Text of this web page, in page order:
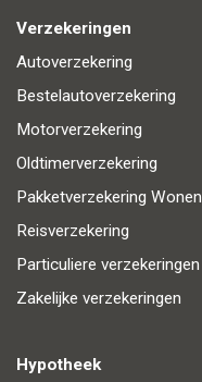
Verzekeringen
Autoverzekering
Bestelautoverzekering
Motorverzekering
Oldtimerverzekering
Pakketverzekering Wonen
Reisverzekering
Particuliere verzekeringen
Zakelijke verzekeringen
Hypotheek